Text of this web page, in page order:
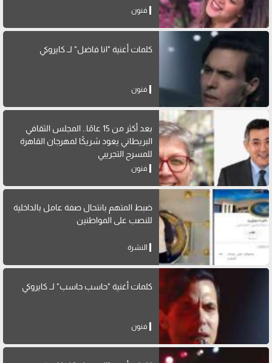
فنون
كلمات أغنية "انا فاضل" لــ كايروكي
فنون
بعد أكثر من 15 عامًا.. المجلس الثقافي
البريطاني يعود شريكًا لمهرجان القاهرة
للمسرح التجريبي
فنون
ضبط المتهم بانتحال صفة عامل بالداخلية
للنصب على المواطنين
النشرة
كلمات أغنية "حاسب حاسب" لــ كايروكي
فنون